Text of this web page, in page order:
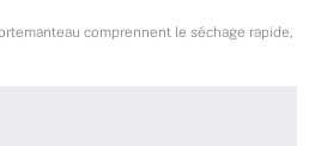
comprennent le séchage rapide,